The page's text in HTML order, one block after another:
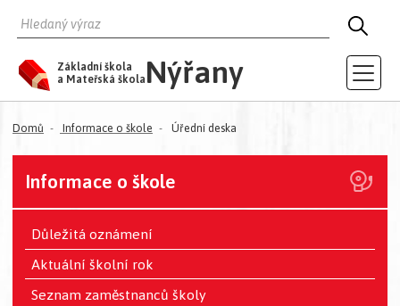
HLEDAT
Základní škola
a Mateřská škola Nýřany
Domů Informace o škole Úřední deska
Informace o škole
Důležitá oznámení
Aktuální školní rok
Seznam zaměstnanců školy